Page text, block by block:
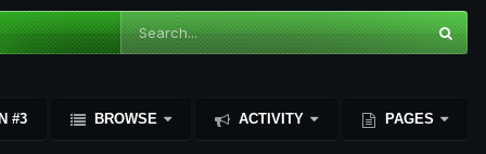
#3 BROWSE ACTIVITY PAGES